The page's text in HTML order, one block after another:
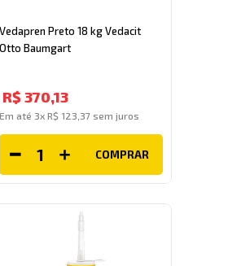
Vedapren Preto 18 kg Vedacit
Otto Baumgart
R$ 370,13
Em até 3xR$ 123 37 sem juros
COMPRAR